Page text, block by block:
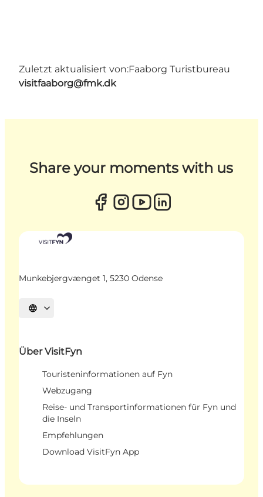
Zuletzt aktualisiert von:Faaborg Turistbureau
visitfaaborg@fmk.dk
Share your moments with us
Munkebjergvænget 1, 5230 Odense
Sprache auswählen
Über VisitFyn
Touristeninformationen auf Fyn
Webzugang
Reise- und Transportinformationen für Fyn und
die Inseln
Empfehlungen
Download VisitFyn App